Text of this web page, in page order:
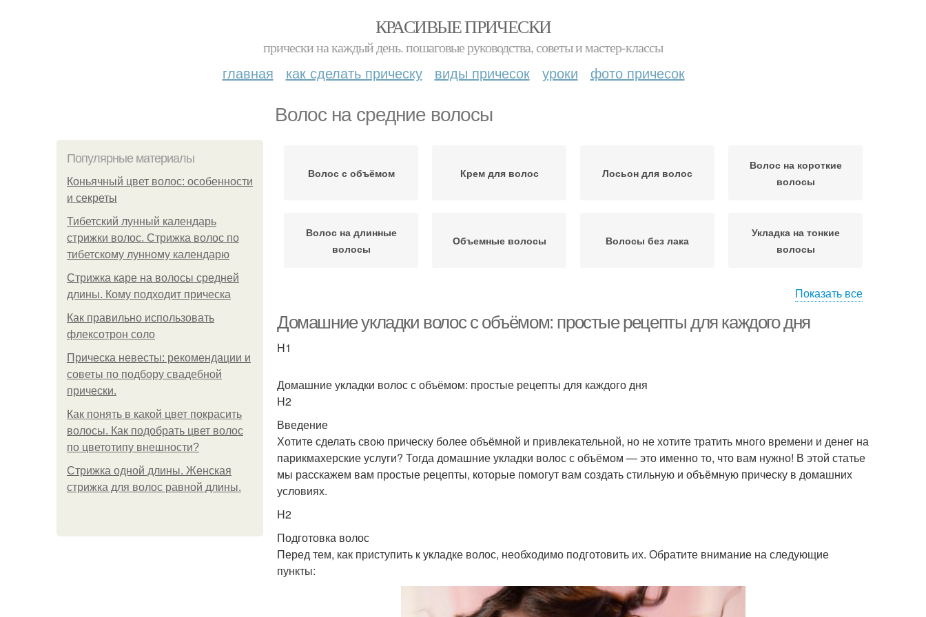
КРАСИВЫЕ ПРИЧЕСКИ
прически на каждый день. пошаговые руководства, советы и мастер-классы
главная как сделать прическу виды причесок уроки фото причесок
Волос на средние волосы
Популярные материалы
Коньячный цвет волос: особенности
и секреты
Тибетский лунный календарь
стрижки волос. Стрижка волос по
тибетскому лунному календарю
Стрижка каре на волосы средней
длины. Кому подходит прическа
Как правильно использовать
флексотрон соло
Прическа невесты: рекомендации и
советы по подбору свадебной
прически.
Как понять в какой цвет покрасить
волосы. Как подобрать цвет волос
по цветотипу внешности?
Стрижка одной длины. Женская
стрижка для волос равной длины.
Волос с объёмом Крем для волос Лосьон для волос
Волос на короткие
волосы
Волос на длинные
волосы
Объемные волосы Волосы без лака
Укладка на тонкие
волосы
длину
Волос с высоким
хвостом
волосы
волосы
Прически на волосы Средний длина
Стрижки на средние
волосы
Стрижка на средние
волосы
Показать все
Домашние укладки волос с объёмом: простые рецепты для каждого дня
H1
Домашние укладки волос с объёмом: простые рецепты для каждого дня
H2
Введение
Хотите сделать свою прическу более объёмной и привлекательной, но не хотите тратить много времени и денег на
парикмахерские услуги? Тогда домашние укладки волос с объёмом — это именно то, что вам нужно! В этой статье
мы расскажем вам простые рецепты, которые помогут вам создать стильную и объёмную прическу в домашних
условиях.
H2
Подготовка волос
Перед тем, как приступить к укладке волос, необходимо подготовить их. Обратите внимание на следующие
пункты: